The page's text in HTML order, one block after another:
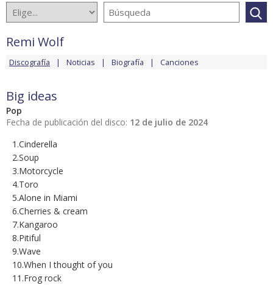
Remi Wolf
Discografía Noticias Biografía Canciones
Big ideas
Pop
Fecha de publicación del disco: 12 de julio de 2024
1.Cinderella
2.Soup
3.Motorcycle
4.Toro
5.Alone in Miami
6.Cherries & cream
7.Kangaroo
8.Pitiful
9.Wave
10.When I thought of you
11.Frog rock